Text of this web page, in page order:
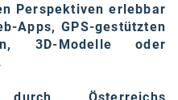
Perspektiven erlebbar
Apps, GPS-gestützten
3D-Modelle oder